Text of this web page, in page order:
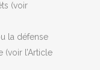
(voir
la défense
(voir l’Article